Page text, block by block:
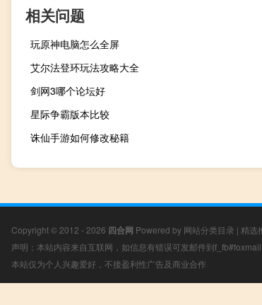
相关问题
玩原神电脑怎么全屏
艾尔法登环玩法攻略大全
剑网3哪个论坛好
星际争霸版本比较
诛仙手游如何修改秘籍
Copyright © 2012 - 2026 四合网 Powered by 网站分类目录 | 精选
声明：本站内容来自互联网，如信息有错误可发邮件到
本站仅为个人兴趣爱好，不接盈利性广告及商业合作